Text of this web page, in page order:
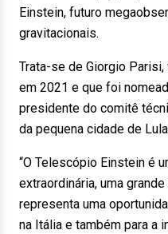
Einstein, futuro
gravitacionais.
Trata-se de Giorgio
em 2021 e que foi
presidente do comitê
da pequena cidade de
“O Telescópio Einstein é
extraordinária, uma
representa uma
na Itália e também para a